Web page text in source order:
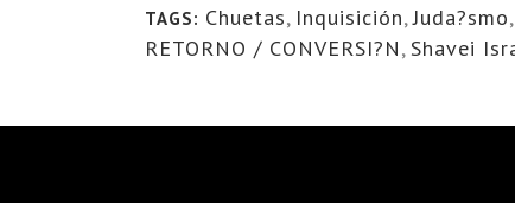
TAGS: Chuetas, Inquisición,Juda?smo,
RETORNO / CONVERSI?N, Shavei